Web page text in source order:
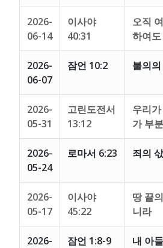
2026-
06-14
이사야
40:31
오직
하여
2026-
06-07
잠언 10:2 불의
2026-
05-31
고린도전서
13:12
우리
가 부
2026-
05-24
로마서 6:23 죄의
2026-
05-17
이사야
45:22
땅 끝
니라
2026-
잠언 1:8-9
내 아